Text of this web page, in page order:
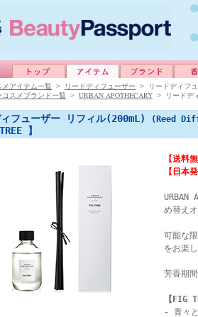
メアイテム一覧 > リードディフューザー > リードディフ
コスメブランド一覧 > URBAN APOTHECARY > リードデ
ィフューザー リフィル(200mL) (Reed
】
【送料
【日本
URBAN
め替え
可能な
をお楽
芳香期
【FIG
- 青々